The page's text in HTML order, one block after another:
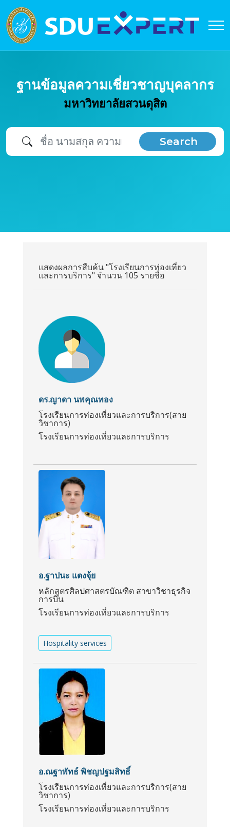
ฐานข้อมูลความเชี่ยวชาญบุคลากร
มหาวิทยาลัยสวนดุสิต
Search
แสดงผลการสืบค้น "โรงเรียนการท่องเที่ยว
และการบริการ" จำนวน 105 รายชื่อ
ดร.ญาดา นพคุณทอง
โรงเรียนการท่องเที่ยวและการบริการ(สาย
วิชาการ)
โรงเรียนการท่องเที่ยวและการบริการ
อ.ฐาปนะ แตงจุ้ย
หลักสูตรศิลปศาสตรบัณฑิต สาขาวิชาธุรกิจ
การบิน
โรงเรียนการท่องเที่ยวและการบริการ
Hospitality services
อ.ณฐาพัทธ์ พิชญปฐมสิทธิ์
โรงเรียนการท่องเที่ยวและการบริการ(สาย
วิชาการ)
โรงเรียนการท่องเที่ยวและการบริการ